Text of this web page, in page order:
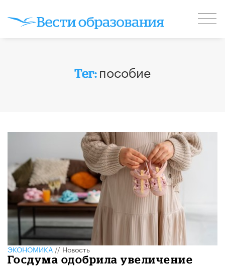
Тег: пособие
ЭКОНОМИКА//Новость
Госдума одобрила увеличение